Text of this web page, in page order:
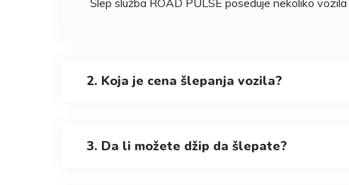
Šlep služba ROAD PULSE poseduje nekoliko
2. Koja je cena šlepanja vozila?
3. Da li možete džip da šlepate?